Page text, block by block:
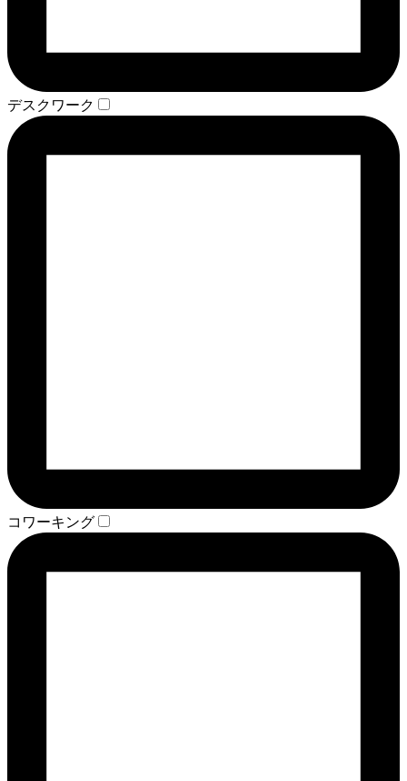
デスクワーク
コワーキング